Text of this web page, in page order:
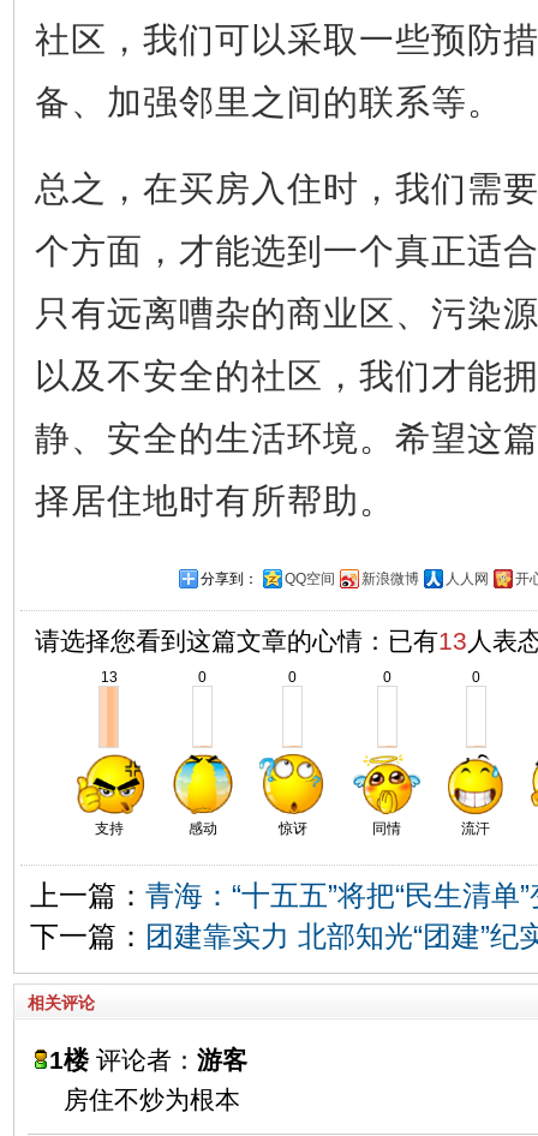
社区，我们可以采取一些预防
备、加强邻里之间的联系等。
总之，在买房入住时，我们需
个方面，才能选到一个真正适
只有远离嘈杂的商业区、污染
以及不安全的社区，我们才能
静、安全的生活环境。希望这
择居住地时有所帮助。
分享到： QQ空间 新浪微博 人人网 开
请选择您看到这篇文章的心情：已有13 人表
13
支持
0
感动
0
惊讶
0
同情
0
流汗
上一篇： 青海：“十五五”将把“民生清单
下一篇： 团建靠实力 北部知光“团建”纪
相关评论
1楼评论者： 游客
房住不炒为根本